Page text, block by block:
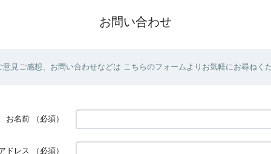
お問い合わせ
見ご感想、お問い合わせなどは こちらのフォームよりお気軽にお尋ねく
お名前 （必須）
ドレス （必須）